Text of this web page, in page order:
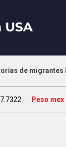
de migrantes
Peso mex